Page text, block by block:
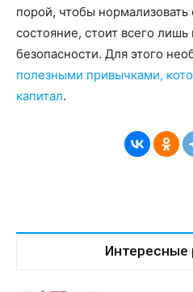
порой, чтобы нормализовать
состояние, стоит всего
безопасности. Для этого
полезными привычками,
капитал.
Интересные